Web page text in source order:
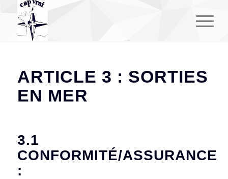
ARTICLE 3 : SORTIES
EN MER
3.1
CONFORMITÉ/ASSURANCE
: